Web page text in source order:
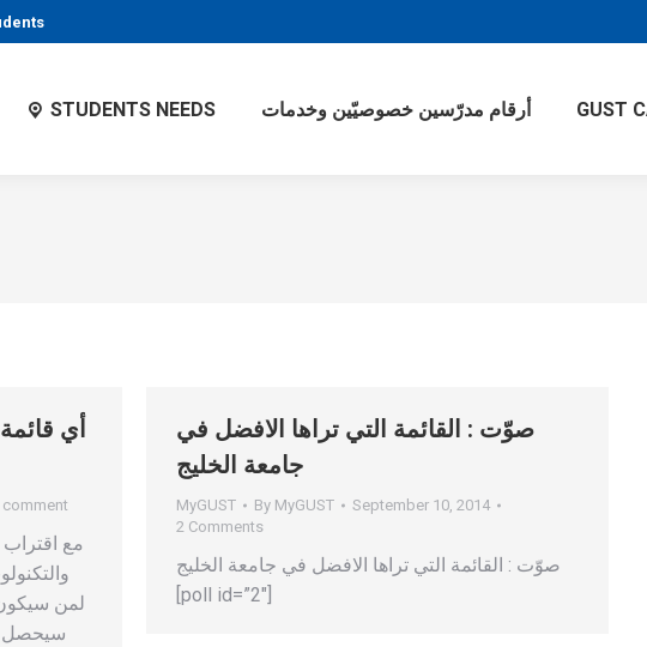
STUDENTS NEEDS أرقام مدرّسين خصوصيّين وخدمات GUST
أي
comment
مع اقتراب
لمن سيكون
سيحصل
صوّت : القائمة التي تراها الافضل في
جامعة الخليج
MyGUST By MyGUST
September 10, 2014
2 Comments
صوّت : القائمة التي تراها الافضل في جامعة الخليج
[poll id=”2″]